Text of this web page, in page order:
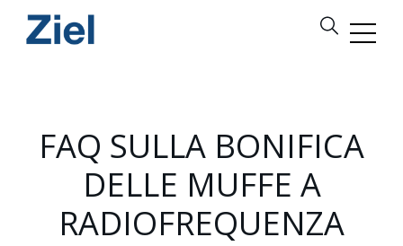
FAQ SULLA BONIFICA
DELLE MUFFE A
RADIOFREQUENZA